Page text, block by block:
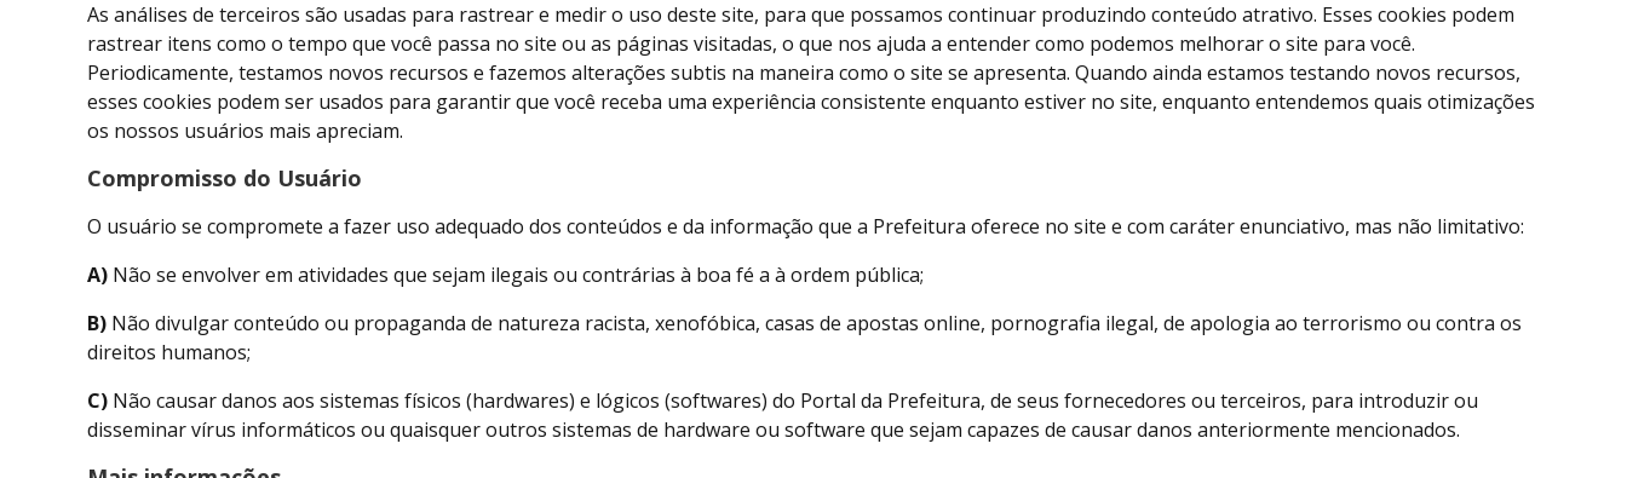
As análises de terceiros são usadas para rastrear e medir o uso deste site, para que possamos continuar produzindo conteúdo atrativo. Esses cookies podem
rastrear itens como o tempo que você passa no site ou as páginas visitadas, o que nos ajuda a entender como podemos melhorar o site para você.
Periodicamente, testamos novos recursos e fazemos alterações subtis na maneira como o site se apresenta. Quando ainda estamos testando novos recursos,
esses cookies podem ser usados ​​para garantir que você receba uma experiência consistente enquanto estiver no site, enquanto entendemos quais otimizações
os nossos usuários mais apreciam.
Compromisso do Usuário
O usuário se compromete a fazer uso adequado dos conteúdos e da informação que a Prefeitura oferece no site e com caráter enunciativo, mas não limitativo:
A) Não se envolver em atividades que sejam ilegais ou contrárias à boa fé a à ordem pública;
B) Não divulgar conteúdo ou propaganda de natureza racista, xenofóbica, casas de apostas online, pornografia ilegal, de apologia ao terrorismo ou contra os
direitos humanos;
C) Não causar danos aos sistemas físicos (hardwares) e lógicos (softwares) do Portal da Prefeitura, de seus fornecedores ou terceiros, para introduzir ou
disseminar vírus informáticos ou quaisquer outros sistemas de hardware ou software que sejam capazes de causar danos anteriormente mencionados.